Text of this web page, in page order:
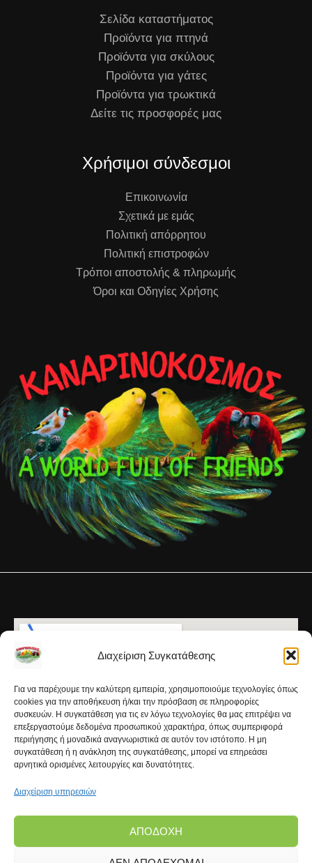
Διαχείριση Συγκατάθεσης
Για να παρέχουμε την καλύτερη εμπειρία, χρησιμοποιούμε τεχνολογίες όπως
cookies για την αποθήκευση ή/και την πρόσβαση σε πληροφορίες
συσκευών. Η συγκατάθεση για τις εν λόγω τεχνολογίες θα μας επιτρέψει να
επεξεργαστούμε δεδομένα προσωπικού χαρακτήρα, όπως συμπεριφορά
περιήγησης ή μοναδικά αναγνωριστικά σε αυτόν τον ιστότοπο. Η μη
συγκατάθεση ή η ανάκληση της συγκατάθεσης, μπορεί να επηρεάσει
αρνητικά ορισμένες λειτουργίες και δυνατότητες.
Διαχείριση υπηρεσιών
ΑΠΟΔΟΧΉ
Σελίδα καταστήματος
Προϊόντα για πτηνά
Προϊόντα για σκύλους
Προϊόντα για γάτες
Προϊόντα για τρωκτικά
Δείτε τις προσφορές μας
Χρήσιμοι σύνδεσμοι
Επικοινωνία
Σχετικά με εμάς
Πολιτική απόρρητου
Πολιτική επιστροφών
Τρόποι αποστολής & πληρωμής
Όροι και Οδηγίες Χρήσης